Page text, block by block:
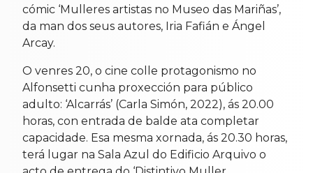
cómic ‘Mulleres artistas no Museo das Mariñas’,
da man dos seus autores, Iria Fafián e Ángel
Arcay.
O venres 20, o cine colle protagonismo no
Alfonsetti cunha proxección para público
adulto: ‘Alcarrás’ (Carla Simón, 2022), ás 20.00
horas, con entrada de balde ata completar
capacidade. Esa mesma xornada, ás 20.30 horas,
terá lugar na Sala Azul do Edificio Arquivo o